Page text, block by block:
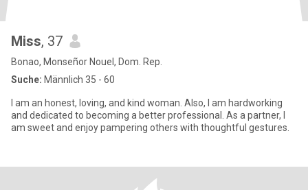
Miss, 37
Bonao, Monseñor Nouel, Dom. Rep.
Suche: Männlich 35 - 60
I am an honest, loving, and kind woman. Also, I am hardworking
and dedicated to becoming a better professional. As a partner, I
am sweet and enjoy pampering others with thoughtful gestures.